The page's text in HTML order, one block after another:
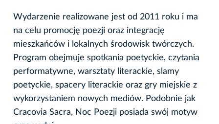
Wydarzenie realizowane jest od 2011 roku i ma
na celu promocję poezji oraz integrację
mieszkańców i lokalnych środowisk twórczych.
Program obejmuje spotkania poetyckie, czytania
performatywne, warsztaty literackie, slamy
poetyckie, spacery literackie oraz gry miejskie z
wykorzystaniem nowych mediów. Podobnie jak
Cracovia Sacra, Noc Poezji posiada swój motyw